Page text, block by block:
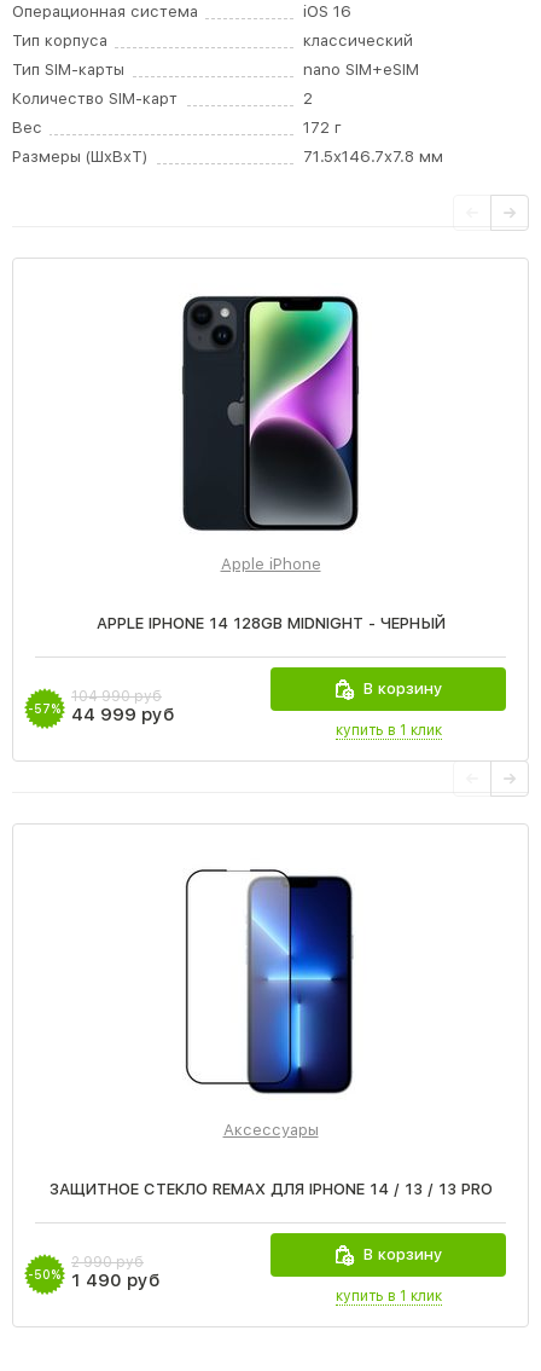
Операционная система
iOS 16
Тип корпуса
классический
Тип SIM-карты
nano SIM+eSIM
Количество SIM-карт
2
Вес
172 г
Размеры (ШxВxТ)
71.5x146.7x7.8 мм
Apple iPhone
APPLE IPHONE 14 128GB MIDNIGHT - ЧЕРНЫЙ
-57%
104 990 руб
44 999 руб
В корзину
купить в 1 клик
Аксессуары
ЗАЩИТНОЕ СТЕКЛО REMAX ДЛЯ IPHONE 14 / 13 / 13 PRO
-50%
2 990 руб
1 490 руб
В корзину
купить в 1 клик